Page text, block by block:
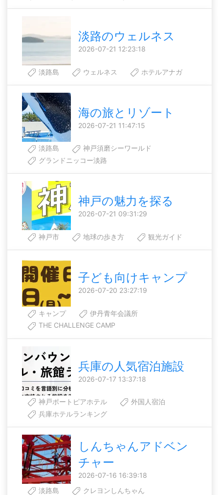
淡路のウェルネス
2026-07-21 12:23:18
淡路島 ウェルネス ホテルアナガ
海の旅とリゾート
2026-07-21 11:47:15
淡路島
神戸須磨シーワールド
グランドニッコー淡路
神戸の魅力を探る
2026-07-21 09:31:29
神戸市 地球の歩き方 観光ガイド
子ども向けキャンプ
2026-07-20 23:27:19
キャンプ
伊丹青年会議所
THE CHALLENGE CAMP
兵庫の人気宿泊施設
2026-07-17 13:37:18
神戸ポートピアホテル
外国人宿泊
兵庫ホテルランキング
しんちゃんアドベン
チャー
2026-07-16 16:39:18
淡路島
クレヨンしんちゃん